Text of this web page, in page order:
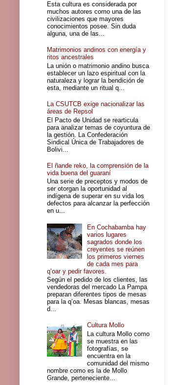
Esta cultura es considerada por
muchos autores como una de las
civilizaciones que mayores
conocimientos posee. Sin duda
alguna, una de las...
Matrimonios andinos con energía y
ritos ancestrales
La unión o matrimonio andino busca
establecer un lazo espiritual con la
naturaleza y lograr la bendición de
esta, mediante un ritual q...
La CSUTCB exige nacionalizar las
áreas de Repsol
El Pacto de Unidad se rearticula
para analizar temas de coyuntura de
la gestión. La Confederación
Sindical Única de Trabajadores de
Bolivi...
El ñande reko, la comprensión de la
vida buena del guaraní
Una serie de preceptos y modos de
ser otorgan la oportunidad al
indígena de superar en su vida los
defectos para alcanzar la perfección
en u...
En Cochabamba hay
varios lugares
sagrados donde los
creyentes se reúnen
los primeros viernes
de cada mes para
q’oar y pedir favores.
Según el pedido de los clientes, las
vendedoras del mercado La Pampa
preparan diferentes tipos de mesas
para la q’oa. Mesas blancas, mesas
d...
Cultura Mollo
La cultura Mollo como
se muestra en las
fotografías, se
encuentra en la
comunidad del mismo
nombre como es la de Mollo
Grande, perteneciente...